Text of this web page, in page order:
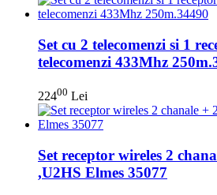
Set cu 2 telecomenzi si 1
telecomenzi 433Mhz
22400 Lei
Set receptor wireles 2
,U2HS Elmes 35077